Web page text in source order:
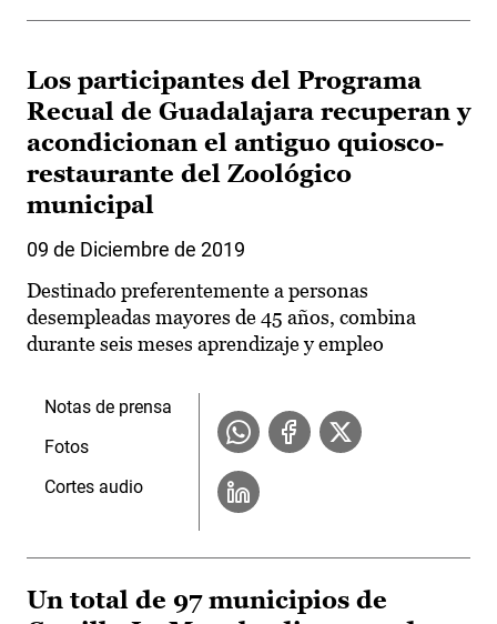
Los participantes del Programa
Recual de Guadalajara recuperan y
acondicionan el antiguo quiosco-
restaurante del Zoológico
municipal
09 de Diciembre de 2019
Destinado preferentemente a personas
desempleadas mayores de 45 años, combina
durante seis meses aprendizaje y empleo
Notas de prensa
Fotos
Cortes audio
Un total de 97 municipios de